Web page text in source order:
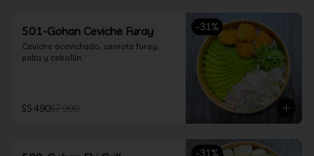
-31%
501-Gohan Ceviche Furay
Ceviche acevichado, camote furay,
palta y cebollín.
$5.490$7.990
-31%